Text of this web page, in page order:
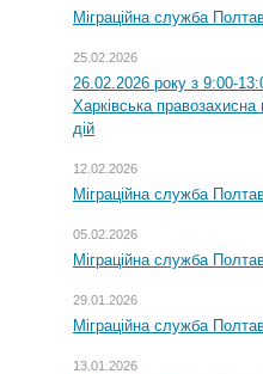
Міграційна служба
25.02.2026
26.02.2026 року з 9:00-
Харківська
дій
12.02.2026
Міграційна служба
05.02.2026
Міграційна служба
29.01.2026
Міграційна служба
13.01.2026